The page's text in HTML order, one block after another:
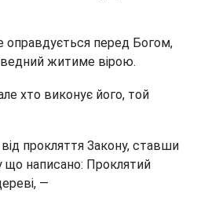
оправдується перед Богом,
житиме вірою.
хто виконує його, той
прокляття Закону, ставши
що написано: Проклятий
—